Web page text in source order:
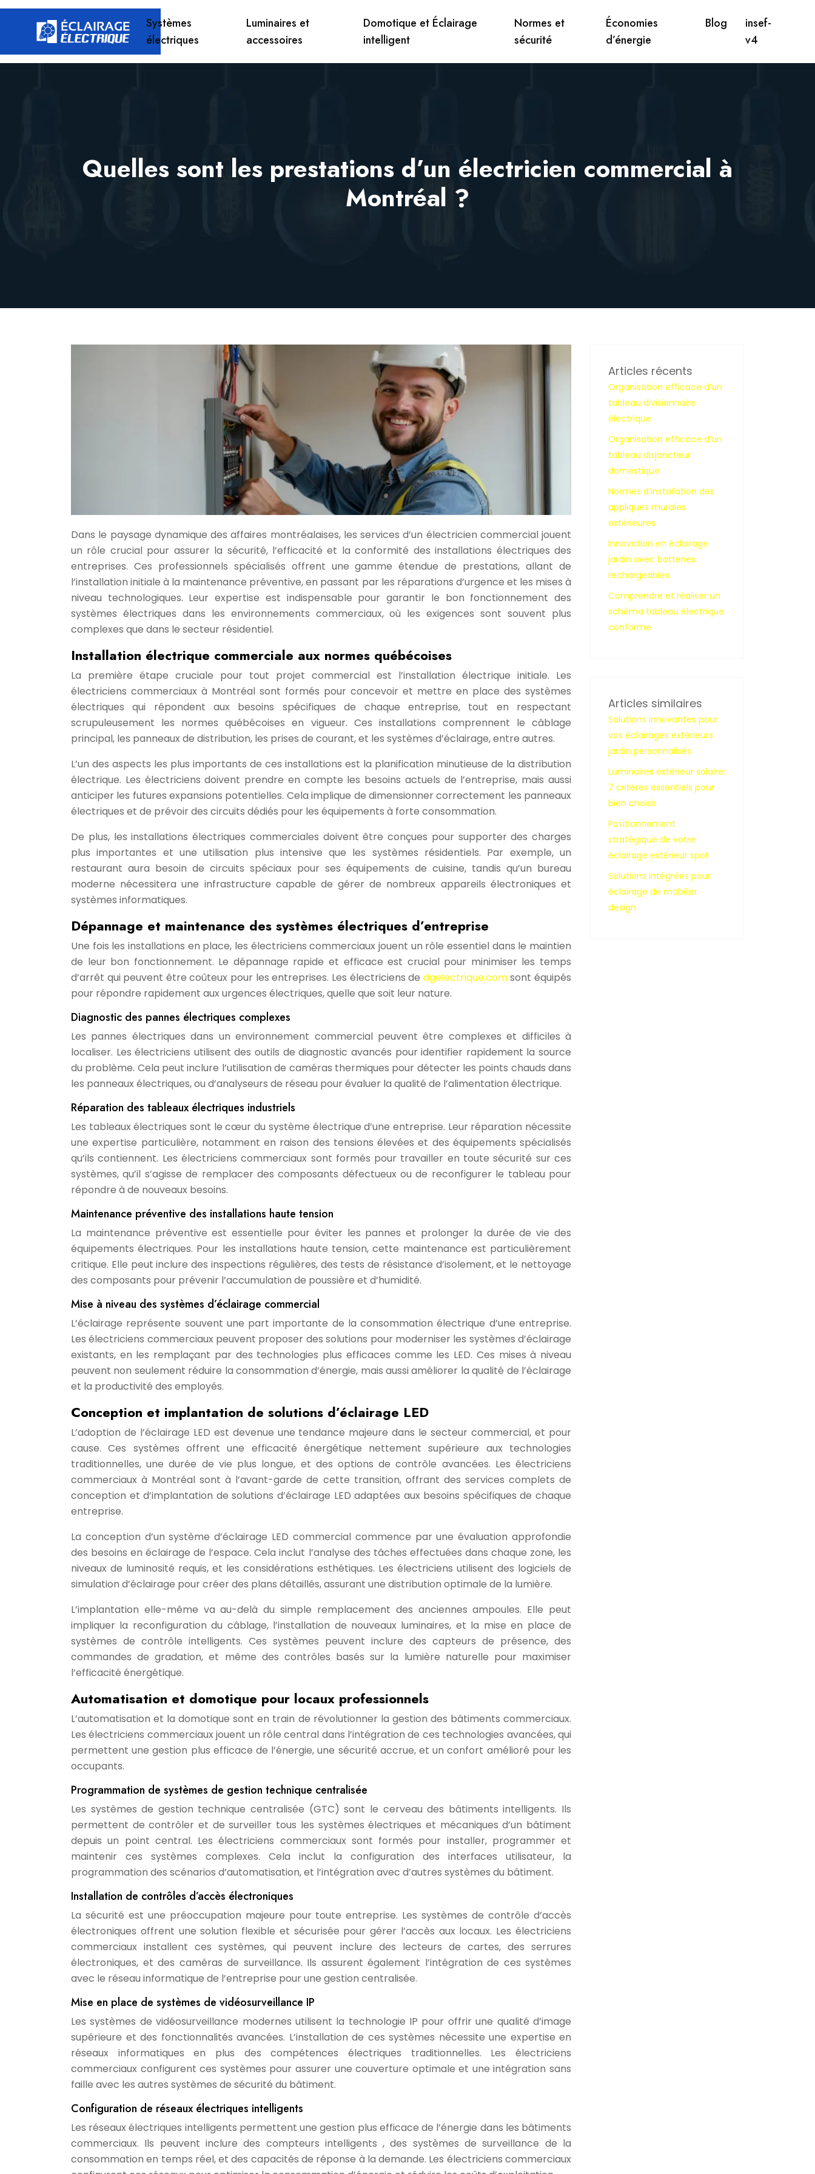
Systèmes
électriques
Luminaires et
accessoires
Domotique et Éclairage
intelligent
Normes et
sécurité
Économies
d’énergie
Blog
insef-
v4
Quelles sont les prestations d’un électricien commercial à
Montréal ?
Dans le paysage dynamique des affaires montréalaises, les services d’un électricien commercial jouent
un rôle crucial pour assurer la sécurité, l’efficacité et la conformité des installations électriques des
entreprises. Ces professionnels spécialisés offrent une gamme étendue de prestations, allant de
l’installation initiale à la maintenance préventive, en passant par les réparations d’urgence et les mises à
niveau technologiques. Leur expertise est indispensable pour garantir le bon fonctionnement des
systèmes électriques dans les environnements commerciaux, où les exigences sont souvent plus
complexes que dans le secteur résidentiel.
Installation électrique commerciale aux normes québécoises
La première étape cruciale pour tout projet commercial est l’installation électrique initiale. Les
électriciens commerciaux à Montréal sont formés pour concevoir et mettre en place des systèmes
électriques qui répondent aux besoins spécifiques de chaque entreprise, tout en respectant
scrupuleusement les normes québécoises en vigueur. Ces installations comprennent le câblage
principal, les panneaux de distribution, les prises de courant, et les systèmes d’éclairage, entre autres.
L’un des aspects les plus importants de ces installations est la planification minutieuse de la distribution
électrique. Les électriciens doivent prendre en compte les besoins actuels de l’entreprise, mais aussi
anticiper les futures expansions potentielles. Cela implique de dimensionner correctement les panneaux
électriques et de prévoir des circuits dédiés pour les équipements à forte consommation.
De plus, les installations électriques commerciales doivent être conçues pour supporter des charges
plus importantes et une utilisation plus intensive que les systèmes résidentiels. Par exemple, un
restaurant aura besoin de circuits spéciaux pour ses équipements de cuisine, tandis qu’un bureau
moderne nécessitera une infrastructure capable de gérer de nombreux appareils électroniques et
systèmes informatiques.
Dépannage et maintenance des systèmes électriques d’entreprise
Une fois les installations en place, les électriciens commerciaux jouent un rôle essentiel dans le maintien
de leur bon fonctionnement. Le dépannage rapide et efficace est crucial pour minimiser les temps
d’arrêt qui peuvent être coûteux pour les entreprises. Les électriciens de dgelectrique.comsont équipés
pour répondre rapidement aux urgences électriques, quelle que soit leur nature.
Diagnostic des pannes électriques complexes
Les pannes électriques dans un environnement commercial peuvent être complexes et difficiles à
localiser. Les électriciens utilisent des outils de diagnostic avancés pour identifier rapidement la source
du problème. Cela peut inclure l’utilisation de caméras thermiques pour détecter les points chauds dans
les panneaux électriques, ou d’analyseurs de réseau pour évaluer la qualité de l’alimentation électrique.
Réparation des tableaux électriques industriels
Les tableaux électriques sont le cœur du système électrique d’une entreprise. Leur réparation nécessite
une expertise particulière, notamment en raison des tensions élevées et des équipements spécialisés
qu’ils contiennent. Les électriciens commerciaux sont formés pour travailler en toute sécurité sur ces
systèmes, qu’il s’agisse de remplacer des composants défectueux ou de reconfigurer le tableau pour
répondre à de nouveaux besoins.
Maintenance préventive des installations haute tension
La maintenance préventive est essentielle pour éviter les pannes et prolonger la durée de vie des
équipements électriques. Pour les installations haute tension, cette maintenance est particulièrement
critique. Elle peut inclure des inspections régulières, des tests de résistance d’isolement, et le nettoyage
des composants pour prévenir l’accumulation de poussière et d’humidité.
Mise à niveau des systèmes d’éclairage commercial
L’éclairage représente souvent une part importante de la consommation électrique d’une entreprise.
Les électriciens commerciaux peuvent proposer des solutions pour moderniser les systèmes d’éclairage
existants, en les remplaçant par des technologies plus efficaces comme les LED. Ces mises à niveau
peuvent non seulement réduire la consommation d’énergie, mais aussi améliorer la qualité de l’éclairage
et la productivité des employés.
Conception et implantation de solutions d’éclairage LED
L’adoption de l’éclairage LED est devenue une tendance majeure dans le secteur commercial, et pour
cause. Ces systèmes offrent une efficacité énergétique nettement supérieure aux technologies
traditionnelles, une durée de vie plus longue, et des options de contrôle avancées. Les électriciens
commerciaux à Montréal sont à l’avant-garde de cette transition, offrant des services complets de
conception et d’implantation de solutions d’éclairage LED adaptées aux besoins spécifiques de chaque
entreprise.
La conception d’un système d’éclairage LED commercial commence par une évaluation approfondie
des besoins en éclairage de l’espace. Cela inclut l’analyse des tâches effectuées dans chaque zone, les
niveaux de luminosité requis, et les considérations esthétiques. Les électriciens utilisent des logiciels de
simulation d’éclairage pour créer des plans détaillés, assurant une distribution optimale de la lumière.
L’implantation elle-même va au-delà du simple remplacement des anciennes ampoules. Elle peut
impliquer la reconfiguration du câblage, l’installation de nouveaux luminaires, et la mise en place de
systèmes de contrôle intelligents. Ces systèmes peuvent inclure des capteurs de présence, des
commandes de gradation, et même des contrôles basés sur la lumière naturelle pour maximiser
l’efficacité énergétique.
Automatisation et domotique pour locaux professionnels
L’automatisation et la domotique sont en train de révolutionner la gestion des bâtiments commerciaux.
Les électriciens commerciaux jouent un rôle central dans l’intégration de ces technologies avancées, qui
permettent une gestion plus efficace de l’énergie, une sécurité accrue, et un confort amélioré pour les
occupants.
Programmation de systèmes de gestion technique centralisée
Les systèmes de gestion technique centralisée (GTC) sont le cerveau des bâtiments intelligents. Ils
permettent de contrôler et de surveiller tous les systèmes électriques et mécaniques d’un bâtiment
depuis un point central. Les électriciens commerciaux sont formés pour installer, programmer et
maintenir ces systèmes complexes. Cela inclut la configuration des interfaces utilisateur, la
programmation des scénarios d’automatisation, et l’intégration avec d’autres systèmes du bâtiment.
Installation de contrôles d’accès électroniques
La sécurité est une préoccupation majeure pour toute entreprise. Les systèmes de contrôle d’accès
électroniques offrent une solution flexible et sécurisée pour gérer l’accès aux locaux. Les électriciens
commerciaux installent ces systèmes, qui peuvent inclure des lecteurs de cartes, des serrures
électroniques, et des caméras de surveillance. Ils assurent également l’intégration de ces systèmes
avec le réseau informatique de l’entreprise pour une gestion centralisée.
Mise en place de systèmes de vidéosurveillance IP
Les systèmes de vidéosurveillance modernes utilisent la technologie IP pour offrir une qualité d’image
supérieure et des fonctionnalités avancées. L’installation de ces systèmes nécessite une expertise en
réseaux informatiques en plus des compétences électriques traditionnelles. Les électriciens
commerciaux configurent ces systèmes pour assurer une couverture optimale et une intégration sans
faille avec les autres systèmes de sécurité du bâtiment.
Configuration de réseaux électriques intelligents
Les réseaux électriques intelligents permettent une gestion plus efficace de l’énergie dans les bâtiments
commerciaux. Ils peuvent inclure des compteurs intelligents , des systèmes de surveillance de la
consommation en temps réel, et des capacités de réponse à la demande. Les électriciens commerciaux
Articles récents
Organisation efficace d’un
tableau divisionnaire
électrique
Organisation efficace d’un
tableau disjoncteur
domestique
Normes d’installation des
appliques murales
extérieures
Innovation en éclairage
jardin avec batteries
rechargeables
Comprendre et réaliser un
schéma tableau électrique
conforme
Articles similaires
Solutions innovantes pour
vos éclairages extérieurs
jardin personnalisés
Luminaires extérieur solaire:
7 critères essentiels pour
bien choisir
Positionnement
stratégique de votre
éclairage extérieur spot
Solutions intégrées pour
éclairage de mobilier
design